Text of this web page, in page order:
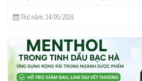
Thứ năm, 14/05/2026